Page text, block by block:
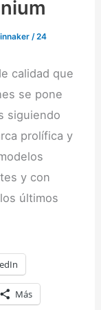
/24
calidad que
se pone
siguiendo
prolífica y
y con
últimos
Más